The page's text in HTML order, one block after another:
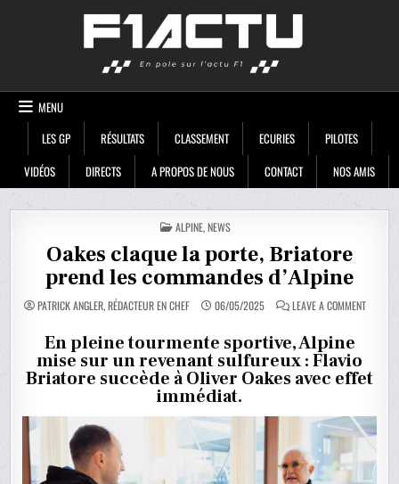
MENU
LES GP
RÉSULTATS CLASSEMENT ECURIES
PILOTES
VIDÉOS
DIRECTS A PROPOS DE NOUS CONTACT NOS AMIS
POSTED
IN
ALPINE,NEWS
Oakes claque la porte, Briatore
prend les commandes d’Alpine
PATRICK ANGLER, RÉDACTEUR EN CHEF 06/05/2025 LEAVE A COMMENTON
PREND
LES
En pleine tourmente sportive, Alpine
mise sur un revenant sulfureux : Flavio
Briatore succède à Oliver Oakes avec effet
immédiat.